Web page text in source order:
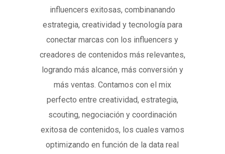
influencers exitosas, combinanando
estrategia, creatividad y tecnología para
conectar marcas con los influencers y
creadores de contenidos más relevantes,
logrando más alcance, más conversión y
más ventas. Contamos con el mix
perfecto entre creatividad, estrategia,
scouting, negociación y coordinación
exitosa de contenidos, los cuales vamos
optimizando en función de la data real